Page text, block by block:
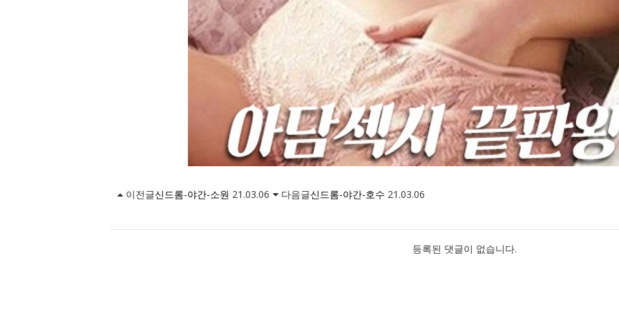
이전글신드롬-야간-소원 21.03.06 다음글신드롬-야간-호수 21.03.06
등록된 댓글이 없습니다.